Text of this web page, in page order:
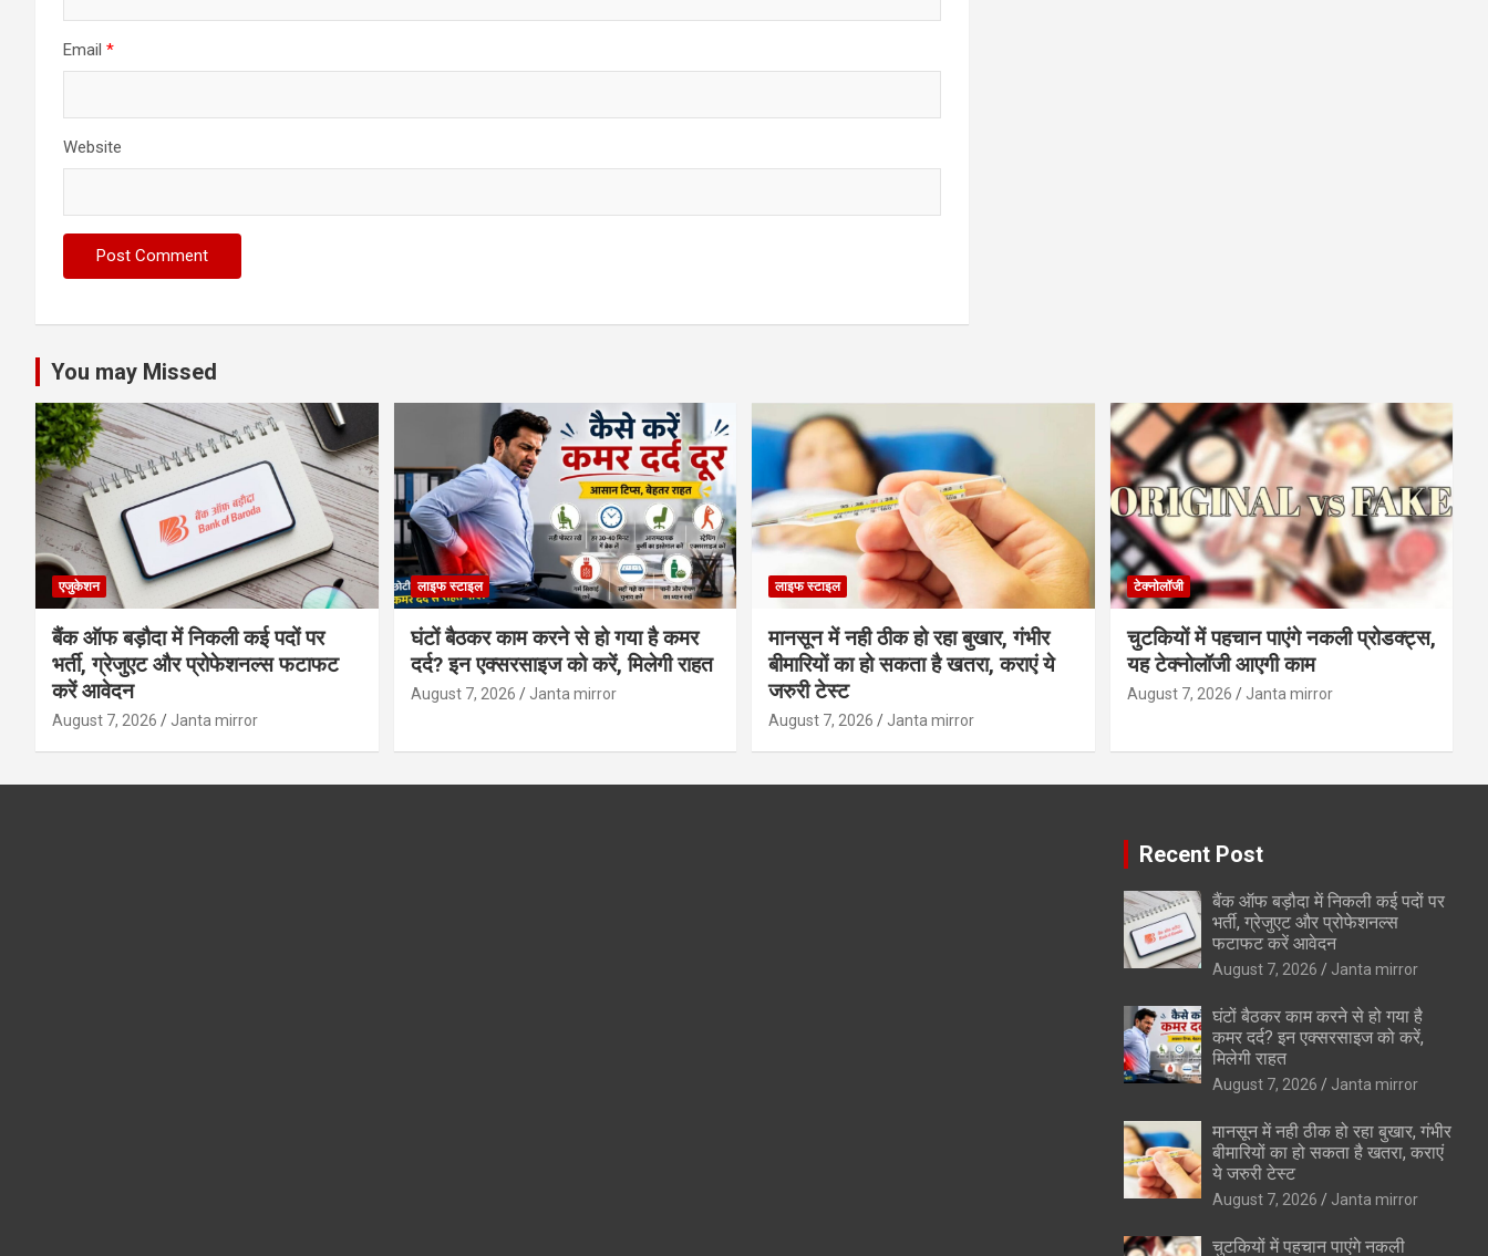
Email *
Website
You may Missed
एजुकेशन
बैंक ऑफ बड़ौदा में निकली कई पदों पर
भर्ती, ग्रेजुएट और प्रोफेशनल्स फटाफट
करें आवेदन
August 7, 2026 Janta mirror
लाइफ स्टाइल
घंटों बैठकर काम करने से हो गया है कमर
दर्द? इन एक्सरसाइज को करें, मिलेगी राहत
August 7, 2026 Janta mirror
लाइफ स्टाइल
मानसून में नही ठीक हो रहा बुखार, गंभीर
बीमारियों का हो सकता है खतरा, कराएं ये
जरुरी टेस्ट
August 7, 2026 Janta mirror
टेक्नोलॉजी
चुटकियों में पहचान पाएंगे नकली प्रोडक्ट्स,
यह टेक्नोलॉजी आएगी काम
August 7, 2026 Janta mirror
Recent Post
बैंक ऑफ बड़ौदा में निकली कई पदों पर
भर्ती, ग्रेजुएट और प्रोफेशनल्स
फटाफट करें आवेदन
August 7, 2026 Janta mirror
घंटों बैठकर काम करने से हो गया है
कमर दर्द? इन एक्सरसाइज को करें,
मिलेगी राहत
August 7, 2026 Janta mirror
मानसून में नही ठीक हो रहा बुखार, गंभीर
बीमारियों का हो सकता है खतरा, कराएं
ये जरुरी टेस्ट
August 7, 2026 Janta mirror
चुटकियों में पहचान पाएंगे नकली